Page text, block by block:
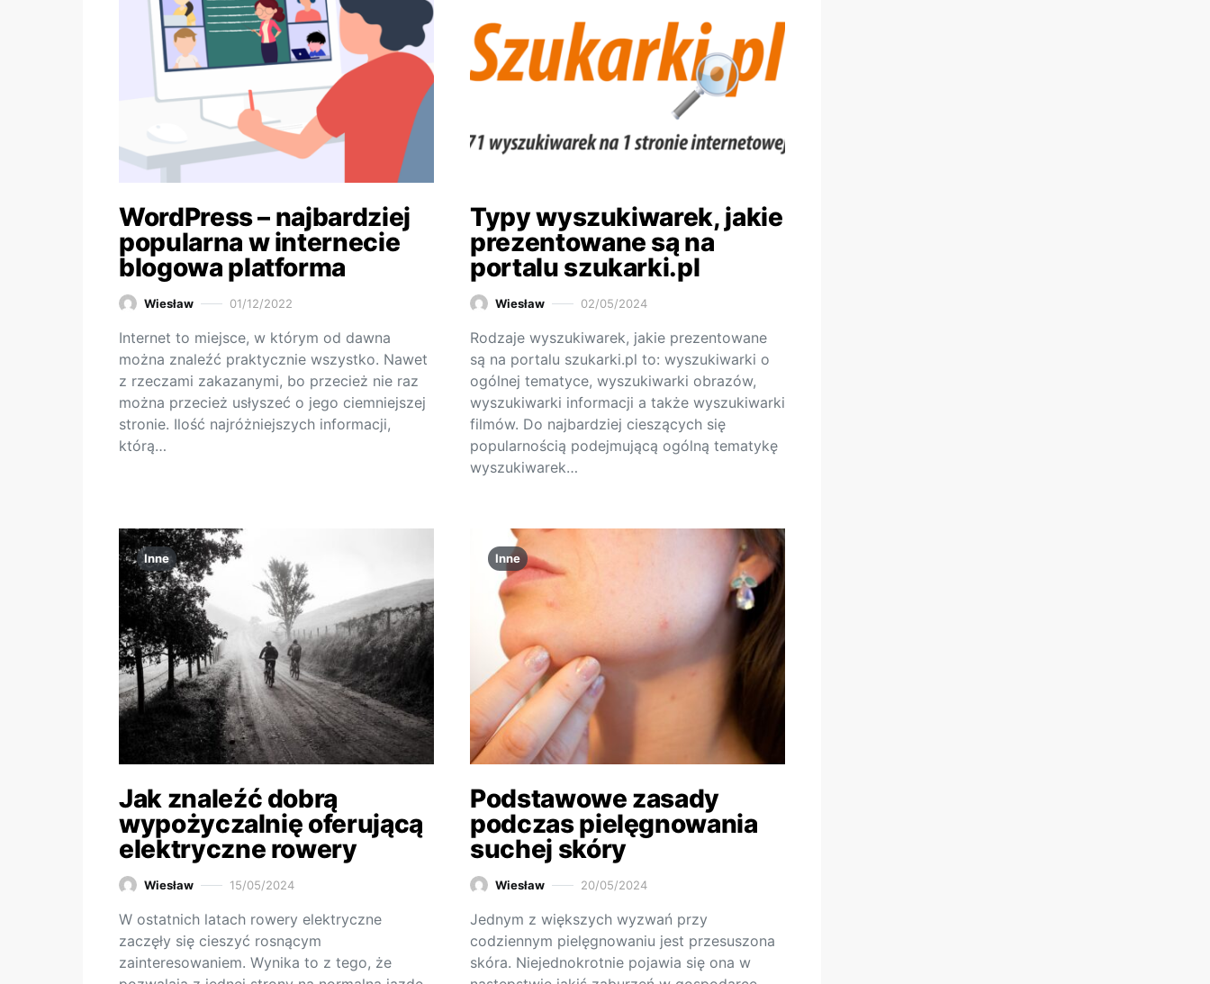
WordPress – najbardziej
popularna w internecie
blogowa platforma
Wiesław 01/12/2022
Internet to miejsce, w którym od dawna
można znaleźć praktycznie wszystko. Nawet
z rzeczami zakazanymi, bo przecież nie raz
można przecież usłyszeć o jego ciemniejszej
stronie. Ilość najróżniejszych informacji,
którą…
Typy wyszukiwarek, jakie
prezentowane są na
portalu szukarki.pl
Wiesław 02/05/2024
Rodzaje wyszukiwarek, jakie prezentowane
są na portalu szukarki.pl to: wyszukiwarki o
ogólnej tematyce, wyszukiwarki obrazów,
wyszukiwarki informacji a także wyszukiwarki
filmów. Do najbardziej cieszących się
popularnością podejmującą ogólną tematykę
wyszukiwarek…
Inne
Jak znaleźć dobrą
wypożyczalnię oferującą
elektryczne rowery
Wiesław 15/05/2024
W ostatnich latach rowery elektryczne
zaczęły się cieszyć rosnącym
zainteresowaniem. Wynika to z tego, że
Inne
Podstawowe zasady
podczas pielęgnowania
suchej skóry
Wiesław 20/05/2024
Jednym z większych wyzwań przy
codziennym pielęgnowaniu jest przesuszona
skóra. Niejednokrotnie pojawia się ona w